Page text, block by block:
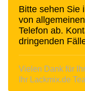
Bitte sehen Sie
von
Telefon ab.
dringenden
Vielen Dank für
Ihr Lackmix.de